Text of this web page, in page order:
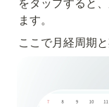
をタップすると
ます。
ここで月経周期